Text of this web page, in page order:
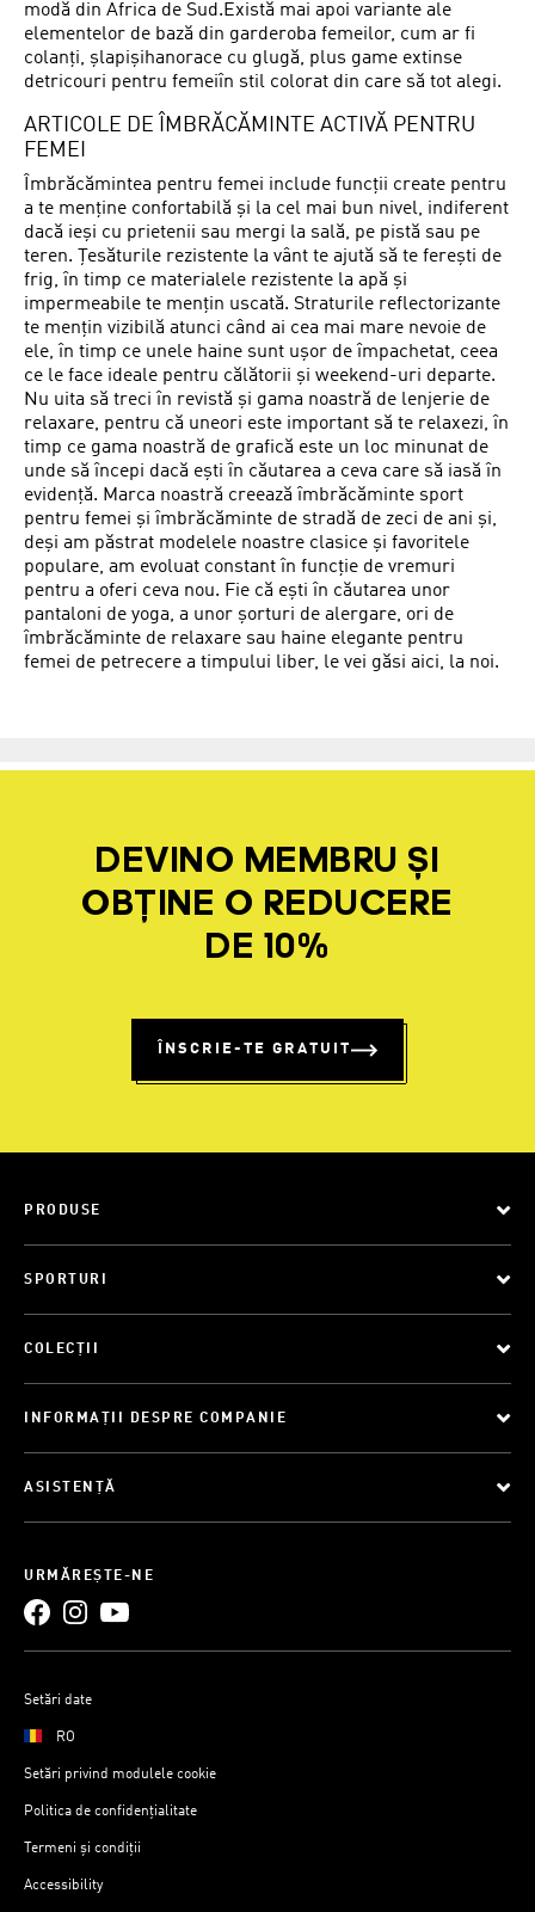
modă din Africa de Sud.Există mai apoi variante ale
elementelor de bază din garderoba femeilor, cum ar fi
colanți, șlapișihanorace cu glugă, plus game extinse
detricouri pentru femeiîn stil colorat din care să tot alegi.
ARTICOLE DE ÎMBRĂCĂMINTE ACTIVĂ PENTRU
FEMEI
Îmbrăcămintea pentru femei include funcții create pentru
a te menține confortabilă și la cel mai bun nivel, indiferent
dacă ieși cu prietenii sau mergi la sală, pe pistă sau pe
teren. Țesăturile rezistente la vânt te ajută să te ferești de
frig, în timp ce materialele rezistente la apă și
impermeabile te mențin uscată. Straturile reflectorizante
te mențin vizibilă atunci când ai cea mai mare nevoie de
ele, în timp ce unele haine sunt ușor de împachetat, ceea
ce le face ideale pentru călătorii și weekend-uri departe.
Nu uita să treci în revistă și gama noastră de lenjerie de
relaxare, pentru că uneori este important să te relaxezi, în
timp ce gama noastră de grafică este un loc minunat de
unde să începi dacă ești în căutarea a ceva care să iasă în
evidență. Marca noastră creează îmbrăcăminte sport
pentru femei și îmbrăcăminte de stradă de zeci de ani și,
deși am păstrat modelele noastre clasice și favoritele
populare, am evoluat constant în funcție de vremuri
pentru a oferi ceva nou. Fie că ești în căutarea unor
pantaloni de yoga, a unor șorturi de alergare, ori de
îmbrăcăminte de relaxare sau haine elegante pentru
femei de petrecere a timpului liber, le vei găsi aici, la noi.
DEVINO MEMBRU ȘI
OBȚINE O REDUCERE
DE 10%
ÎNSCRIE-TE GRATUIT
PRODUSE
SPORTURI
COLECȚII
INFORMAȚII DESPRE COMPANIE
ASISTENȚĂ
URMĂREȘTE-NE
Setări date
RO
Setări privind modulele cookie
Politica de confidențialitate
Termeni și condiții
Accessibility